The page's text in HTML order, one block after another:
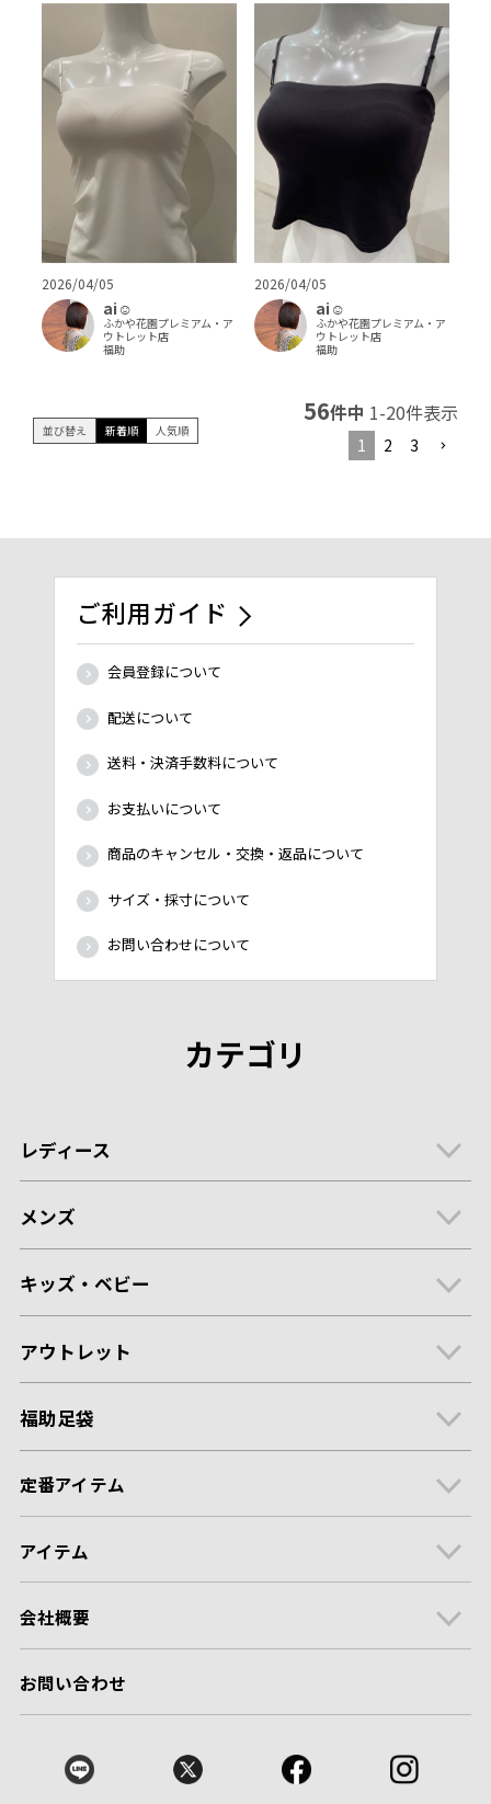
2026/04/05
ai‪‪☺︎‬
ふかや花園プレミアム・ア
ウトレット店
福助
2026/04/05
ai‪‪☺︎‬
ふかや花園プレミアム・ア
ウトレット店
福助
並び替え 新着順 人気順
56件中 1-20件表示
1 2 3
ご利用ガイド
会員登録について
配送について
送料・決済手数料について
お支払いについて
商品のキャンセル・交換・返品について
サイズ・採寸について
お問い合わせについて
カテゴリ
レディース
メンズ
キッズ・ベビー
アウトレット
福助足袋
定番アイテム
アイテム
会社概要
お問い合わせ